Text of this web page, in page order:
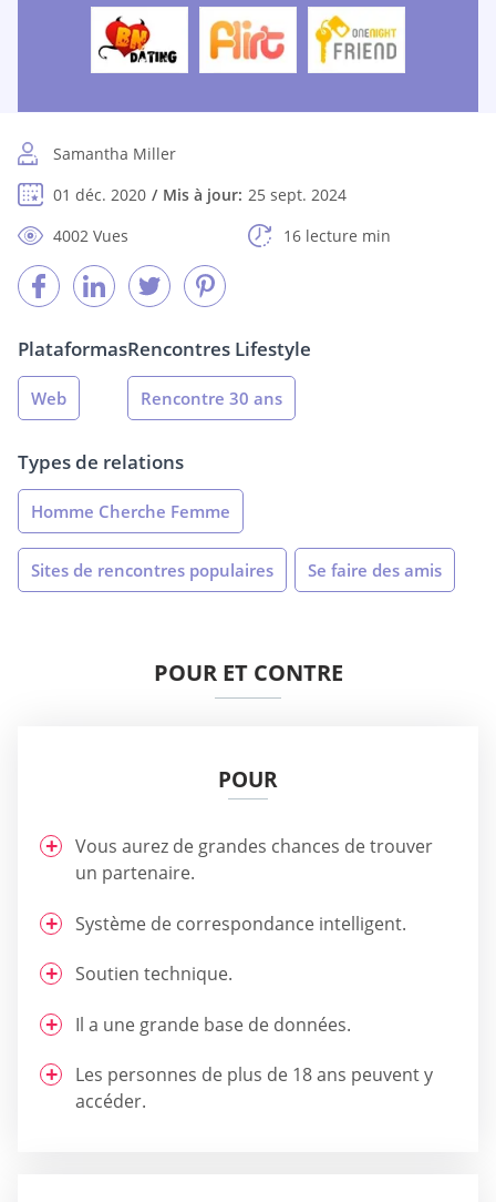
Samantha Miller
01 déc. 2020
Mis à jour: 25 sept. 2024
4002 Vues
16 lecture min
Plataformas
Web
Rencontres Lifestyle
Rencontre 30 ans
Types de relations
Homme Cherche Femme
Sites de rencontres populaires Se faire des amis
POUR ET CONTRE
POUR
Vous aurez de grandes chances de trouver
un partenaire.
Système de correspondance intelligent.
Soutien technique.
Il a une grande base de données.
Les personnes de plus de 18 ans peuvent y
accéder.